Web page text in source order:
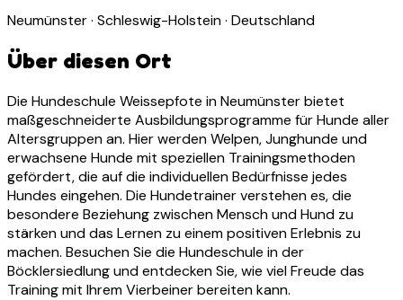
Neumünster · Schleswig-Holstein · Deutschland
Über diesen Ort
Die Hundeschule Weissepfote in Neumünster bietet
maßgeschneiderte Ausbildungsprogramme für Hunde aller
Altersgruppen an. Hier werden Welpen, Junghunde und
erwachsene Hunde mit speziellen Trainingsmethoden
gefördert, die auf die individuellen Bedürfnisse jedes
Hundes eingehen. Die Hundetrainer verstehen es, die
besondere Beziehung zwischen Mensch und Hund zu
stärken und das Lernen zu einem positiven Erlebnis zu
machen. Besuchen Sie die Hundeschule in der
Böcklersiedlung und entdecken Sie, wie viel Freude das
Training mit Ihrem Vierbeiner bereiten kann.